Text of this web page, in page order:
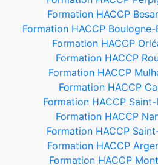
Formation HACCP
Formation HACCP
Formation HACCP
Formation HACCP
Formation HACCP
Formation HACCP
Formation HACCP
Formation HACCP
Formation HACCP
Formation HACCP
Formation HACCP